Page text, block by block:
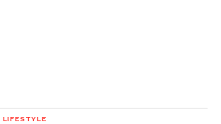
LIFESTYLE